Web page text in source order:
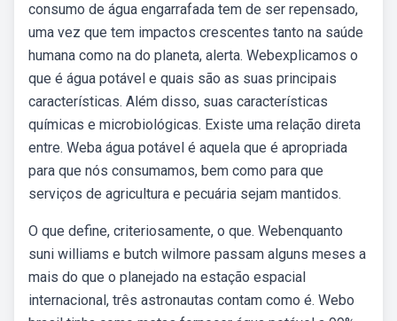
consumo de água engarrafada tem de ser repensado,
uma vez que tem impactos crescentes tanto na saúde
humana como na do planeta, alerta. Webexplicamos o
que é água potável e quais são as suas principais
características. Além disso, suas características
químicas e microbiológicas. Existe uma relação direta
entre. Weba água potável é aquela que é apropriada
para que nós consumamos, bem como para que
serviços de agricultura e pecuária sejam mantidos.
O que define, criteriosamente, o que. Webenquanto
suni williams e butch wilmore passam alguns meses a
mais do que o planejado na estação espacial
internacional, três astronautas contam como é. Webo